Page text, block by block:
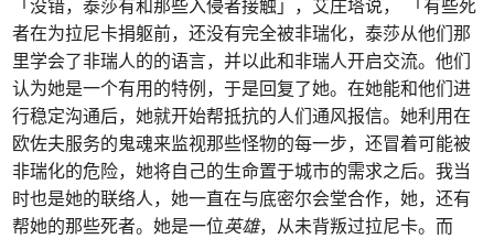
「没错，泰莎有和那些入侵者接触」，艾庄塔说， 「有些死
者在为拉尼卡捐躯前，还没有完全被非瑞化，泰莎从他们那
里学会了非瑞人的的语言，并以此和非瑞人开启交流。他们
认为她是一个有用的特例，于是回复了她。在她能和他们进
行稳定沟通后，她就开始帮抵抗的人们通风报信。她利用在
欧佐夫服务的鬼魂来监视那些怪物的每一步，还冒着可能被
非瑞化的危险，她将自己的生命置于城市的需求之后。我当
时也是她的联络人，她一直在与底密尔会堂合作，她，还有
帮她的那些死者。她是一位英雄，从未背叛过拉尼卡。而